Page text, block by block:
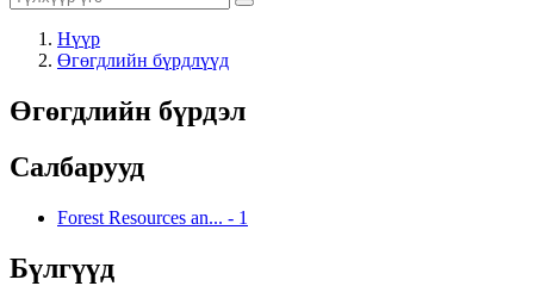
Нүүр
Өгөгдлийн бүрдлүүд
Өгөгдлийн бүрдэл
Салбарууд
Forest Resources an... - 1
Бүлгүүд